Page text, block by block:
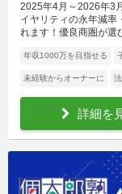
2025年4月～2026年3
イヤリティの永年減率
れます！優良商圏が選
年収1000万を目指せる
未経験からオーナーに
詳細を